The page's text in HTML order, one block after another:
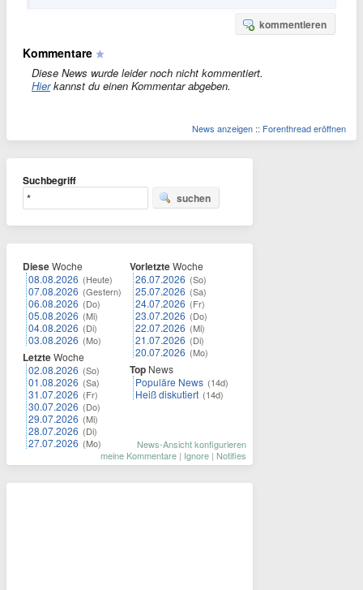
kommentieren
Kommentare
Diese News wurde leider noch nicht kommentiert.
Hierkannst du einen Kommentar abgeben.
News anzeigen :: Forenthread eröffnen
Suchbegriff
suchen
DieseWoche
08.08.2026 (Heute)
07.08.2026 (Gestern)
06.08.2026 (Do)
05.08.2026 (Mi)
04.08.2026 (Di)
03.08.2026 (Mo)
LetzteWoche
02.08.2026 (So)
01.08.2026 (Sa)
31.07.2026 (Fr)
30.07.2026 (Do)
29.07.2026 (Mi)
28.07.2026 (Di)
27.07.2026 (Mo)
VorletzteWoche
26.07.2026 (So)
25.07.2026 (Sa)
24.07.2026 (Fr)
23.07.2026 (Do)
22.07.2026 (Mi)
21.07.2026 (Di)
20.07.2026 (Mo)
Top News
Populäre News (14d)
Heiß diskutiert (14d)
News-Ansicht konfigurieren
meine Kommentare | Ignore | Notifies